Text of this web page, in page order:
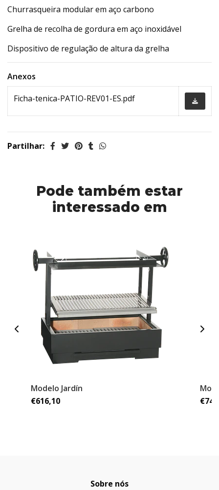
Churrasqueira modular em aço carbono
Grelha de recolha de gordura em aço inoxidável
Dispositivo de regulação de altura da grelha
Anexos
Ficha-tenica-PATIO-REV01-ES.pdf
Partilhar:
Pode também estar
interessado em
Modelo Jardín
€616,10
Sobre nós